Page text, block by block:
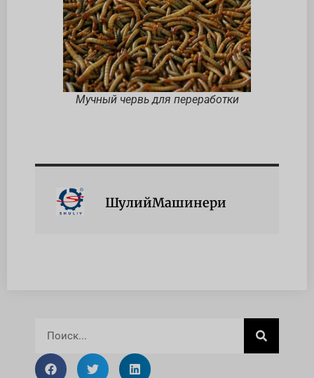
Мучный червь для переработки
ШулийМашинери